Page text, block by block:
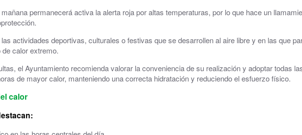
Consultorio Médico
CUARTOCIO · Espacio Joven
Cultura
permanecerá activa la alerta roja por altas temperaturas, por lo que hace un
actividades deportivas, culturales o festivas que se desarrollen al aire libre y en las que
calor extremo.
el Ayuntamiento recomienda valorar la conveniencia de su realización y adoptar todas
de mayor calor, manteniendo una correcta hidratación y reduciendo el esfuerzo físico.
calor